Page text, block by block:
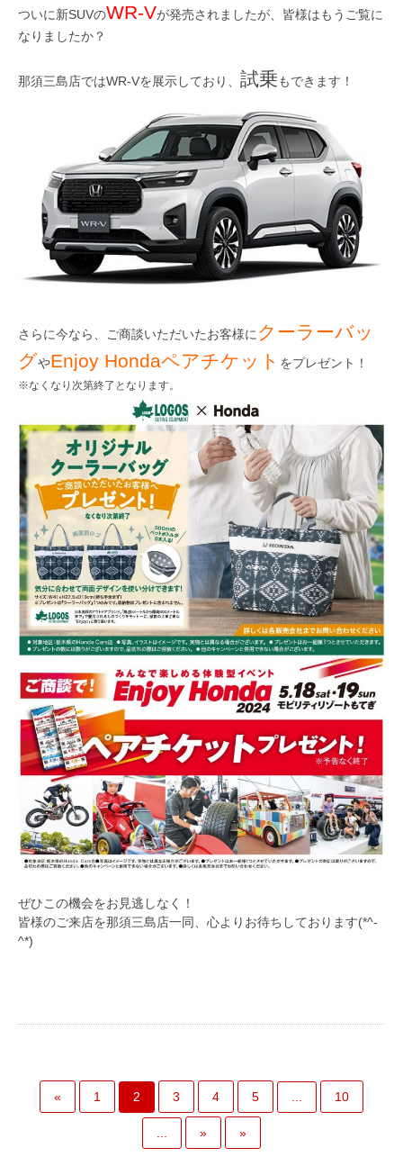
ついに新SUVのWR-Vが発売されましたが、皆様はもうご覧に
なりましたか？
那須三島店ではWR-Vを展示しており、 試乗もできます！
さらに今なら、ご商談いただいたお客様にクーラーバッ
グやEnjoy Hondaペアチケット をプレゼント！
※なくなり次第終了となります。
ぜひこの機会をお見逃しなく！
皆様のご来店を那須三島店一同、心よりお待ちしております(*^-
^*)
« 1 2 3 4 5 10
» »